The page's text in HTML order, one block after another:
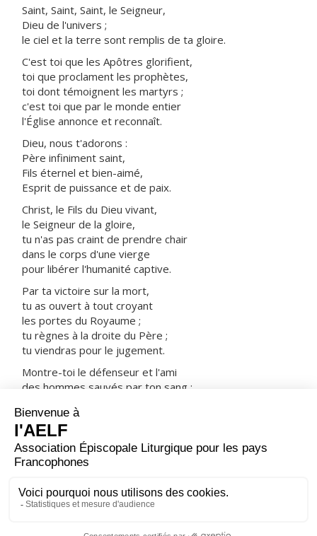
Saint, Saint, Saint, le Seigneur,
Dieu de l'univers ;
le ciel et la terre sont remplis de ta gloire.
C'est toi que les Apôtres glorifient,
toi que proclament les prophètes,
toi dont témoignent les martyrs ;
c'est toi que par le monde entier
l'Église annonce et reconnaît.
Dieu, nous t'adorons :
Père infiniment saint,
Fils éternel et bien-aimé,
Esprit de puissance et de paix.
Christ, le Fils du Dieu vivant,
le Seigneur de la gloire,
tu n'as pas craint de prendre chair
dans le corps d'une vierge
pour libérer l'humanité captive.
Par ta victoire sur la mort,
tu as ouvert à tout croyant
les portes du Royaume ;
tu règnes à la droite du Père ;
tu viendras pour le jugement.
Montre-toi le défenseur et l'ami
des hommes sauvés par ton sang :
dans ta joie et dans ta lumière.
ORAISON
Dieu qui as uni tant de peuples divers dans la même
d'avoir au cœur la même foi et dans la vie le même
amour.